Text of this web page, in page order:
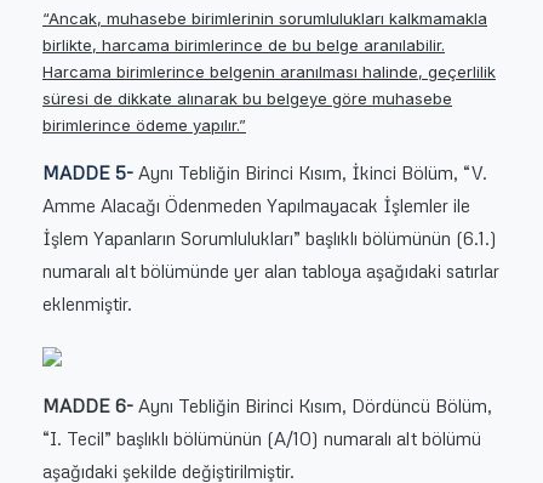
“Ancak, muhasebe birimlerinin sorumlulukları kalkmamakla
birlikte, harcama birimlerince de bu belge aranılabilir.
Harcama birimlerince belgenin aranılması halinde, geçerlilik
süresi de dikkate alınarak bu belgeye göre muhasebe
birimlerince ödeme yapılır.”
MADDE 5- Aynı Tebliğin Birinci Kısım, İkinci Bölüm, “V.
Amme Alacağı Ödenmeden Yapılmayacak İşlemler ile
İşlem Yapanların Sorumlulukları” başlıklı bölümünün (6.1.)
numaralı alt bölümünde yer alan tabloya aşağıdaki satırlar
eklenmiştir.
MADDE 6- Aynı Tebliğin Birinci Kısım, Dördüncü Bölüm,
“I. Tecil” başlıklı bölümünün (A/10) numaralı alt bölümü
aşağıdaki şekilde değiştirilmiştir.